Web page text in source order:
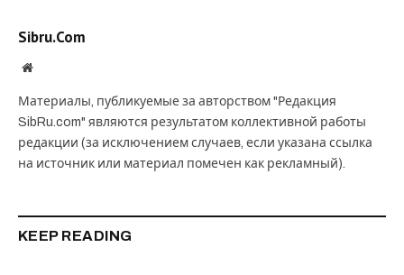
Sibru.Com
Website
Материалы, публикуемые за авторством "Редакция
SibRu.com" являются результатом коллективной работы
редакции (за исключением случаев, если указана ссылка
на источник или материал помечен как рекламный).
KEEP READING